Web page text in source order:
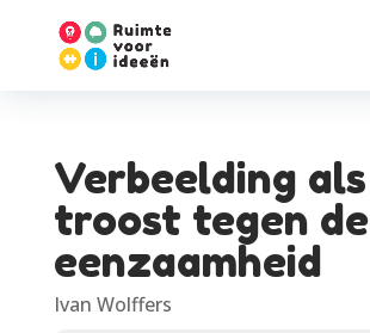
Verbeelding als
troost tegen de
eenzaamheid
Ivan Wolffers